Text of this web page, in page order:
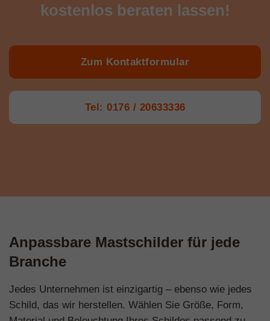
kostenlos beraten lassen!
Zum Kontaktformular
Tel: 0176 / 20633336
Anpassbare Mastschilder für jede
Branche
Jedes Unternehmen ist einzigartig – ebenso wie jedes
Schild, das wir herstellen. Wählen Sie Größe, Form,